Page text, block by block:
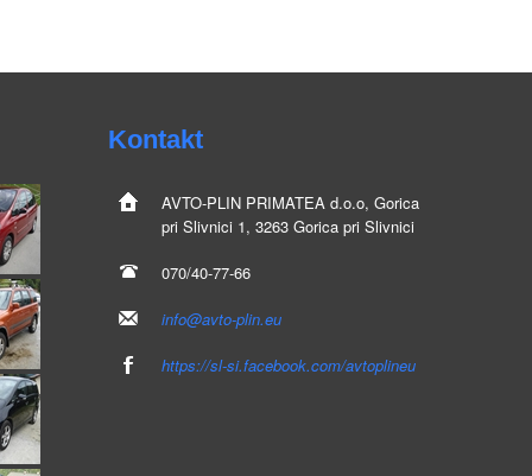
Kontakt
AVTO-PLIN PRIMATEA d.o.o, Gorica
pri Slivnici 1, 3263 Gorica pri Slivnici
070/40-77-66
info@avto-plin.eu
https://sl-si.facebook.com/avtoplineu